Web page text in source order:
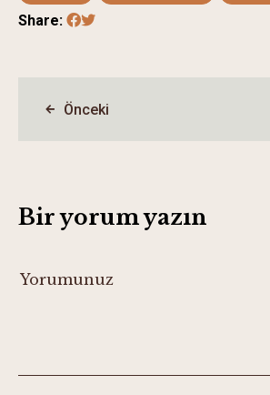
Share:
Önceki
Bir yorum yazın